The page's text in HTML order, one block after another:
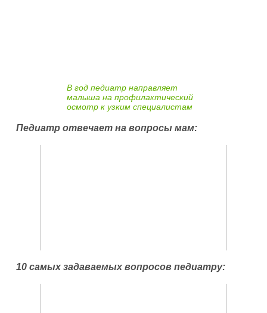
В год педиатр направляет
малыша на профилактический
осмотр к узким специалистам
Педиатр отвечает на вопросы мам:
10 самых задаваемых вопросов педиатру: